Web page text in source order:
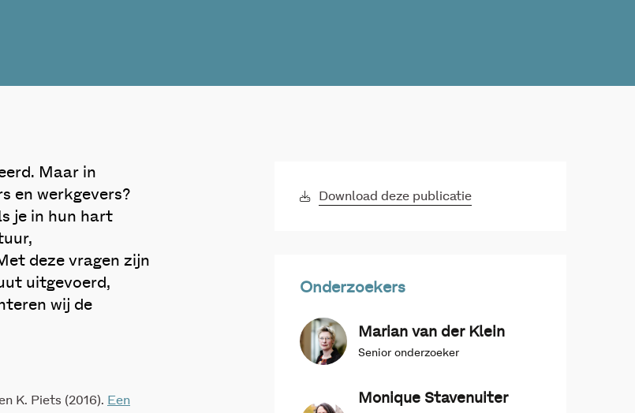
Maar in
en werkgevers?
je in hun hart
deze vragen zijn
uitgevoerd,
wij de
K. Piets (2016). Een
Download deze publicatie
Onderzoekers
Marian van der Klein
Senior onderzoeker
Monique Stavenuiter